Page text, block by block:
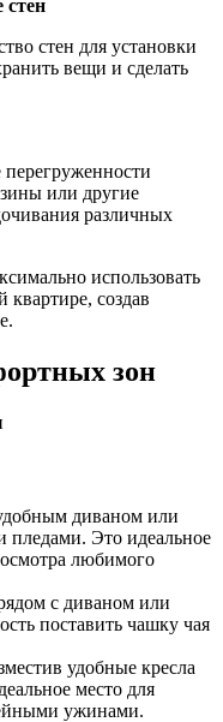
стен
стен для установки
вещи и сделать
или другие
различных
использовать
квартире, создав
зон
диваном или
Это идеальное
любимого
с диваном или
поставить чашку чая
удобные кресла
место для
ужинами.